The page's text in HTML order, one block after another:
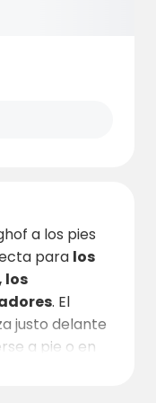
a los pies
para los
los
. El
justo delante
a pie o en
el